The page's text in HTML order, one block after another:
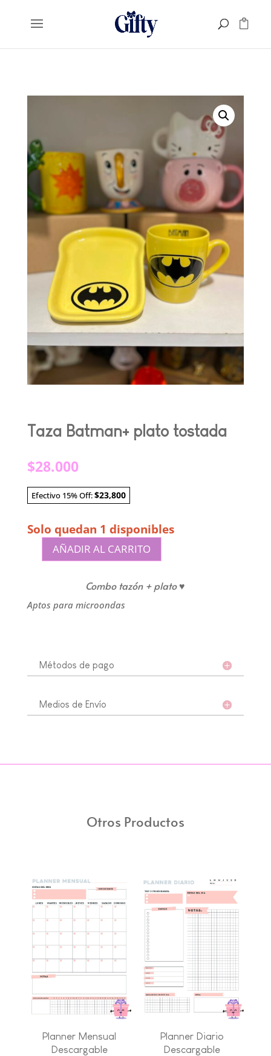
Taza Batman+ plato tostada
$28.000
Efectivo 15% Off:$23,800
Solo quedan 1 disponibles
tostada
AÑADIR AL CARRITO
Combo tazón + plato ♥
Aptos para microondas
Métodos de pago
Medios de Envío
Otros Productos
Planner Mensual
Descargable
Planner Diario
Descargable